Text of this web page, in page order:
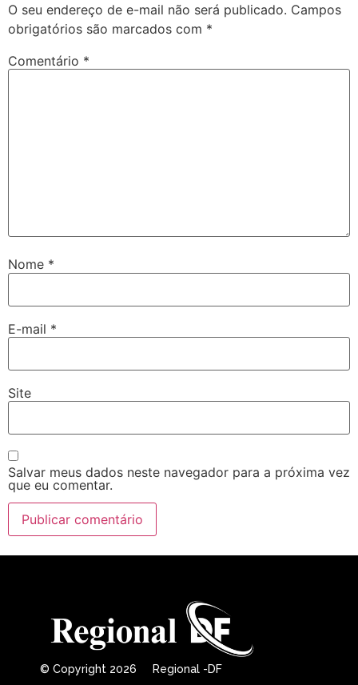
O seu endereço de e-mail não será publicado. Campos
obrigatórios são marcados com *
Comentário *
Nome *
E-mail *
Site
Salvar meus dados neste navegador para a próxima vez
que eu comentar.
© Copyright 2026 Regional -DF